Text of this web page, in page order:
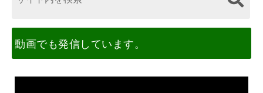
動画でも発信しています。